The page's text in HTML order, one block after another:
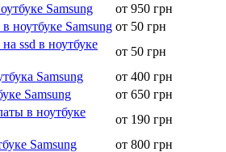
Samsung
от 950 грн
ноутбуке Samsung от 50 грн
ssd в ноутбуке
от 50 грн
Samsung
от 400 грн
Samsung
от 650 грн
в ноутбуке
от 190 грн
Samsung
от 800 грн